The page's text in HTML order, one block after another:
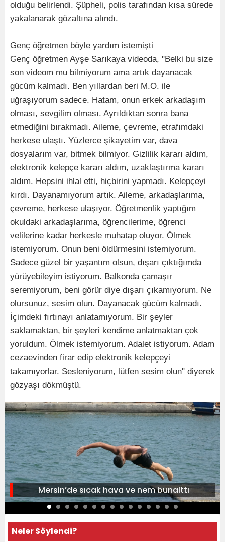
olduğu belirlendi. Şüpheli, polis tarafından kısa sürede
yakalanarak gözaltına alındı.
Genç öğretmen böyle yardım istemişti
Genç öğretmen Ayşe Sarıkaya videoda, "Belki bu size
son videom mu bilmiyorum ama artık dayanacak
gücüm kalmadı. Ben yıllardan beri M.O. ile
uğraşıyorum sadece. Hatam, onun erkek arkadaşım
olması, sevgilim olması. Ayrıldıktan sonra bana
etmediğini bırakmadı. Aileme, çevreme, etrafımdaki
herkese ulaştı. Yüzlerce şikayetim var, dava
dosyalarım var, bitmek bilmiyor. Gizlilik kararı aldım,
elektronik kelepçe kararı aldım, uzaklaştırma kararı
aldım. Hepsini ihlal etti, hiçbirini yapmadı. Kelepçeyi
kırdı. Dayanamıyorum artık. Aileme, arkadaşlarıma,
çevreme, herkese ulaşıyor. Öğretmenlik yaptığım
okuldaki arkadaşlarıma, öğrencilerime, öğrenci
velilerine kadar herkesle muhatap oluyor. Ölmek
istemiyorum. Onun beni öldürmesini istemiyorum.
Sadece güzel bir yaşantım olsun, dışarı çıktığımda
yürüyebileyim istiyorum. Balkonda çamaşır
seremiyorum, beni görür diye dışarı çıkamıyorum. Ne
olursunuz, sesim olun. Dayanacak gücüm kalmadı.
İçimdeki fırtınayı anlatamıyorum. Bir şeyler
saklamaktan, bir şeyleri kendime anlatmaktan çok
yoruldum. Ölmek istemiyorum. Adalet istiyorum. Adam
cezaevinden firar edip elektronik kelepçeyi
takamıyorlar. Sesleniyorum, lütfen sesim olun" diyerek
gözyaşı dökmüştü.
Mersin’de sıcak hava ve nem bunalttı
Neler Söylendi?